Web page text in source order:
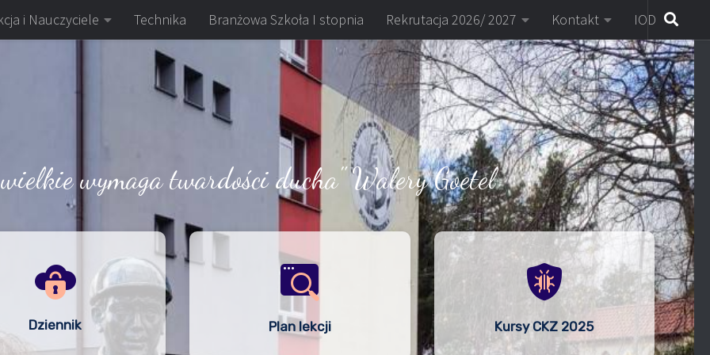
i Nauczyciele Technika Branżowa Szkoła I stopnia Rekrutacja 2026/ 2027 Kontakt IOD
wymaga twardości ducha" Walery Goetel
Dziennik Plan lekcji Kursy CKZ 2025